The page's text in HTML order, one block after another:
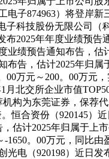
子874963）将登岸
科技股份无限公司
2025年年度业绩预
绩预告通知布告，
告，估计2025年归
万元～200。00万
北交所企业市值
构为东莞证券，保荐
合资份（920145）
计2025年归属于上
。00万元，同比
电（920198）近日